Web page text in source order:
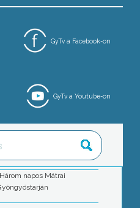
GyTv a Facebook-on
GyTv a Youtube-on
Három napos Mátrai